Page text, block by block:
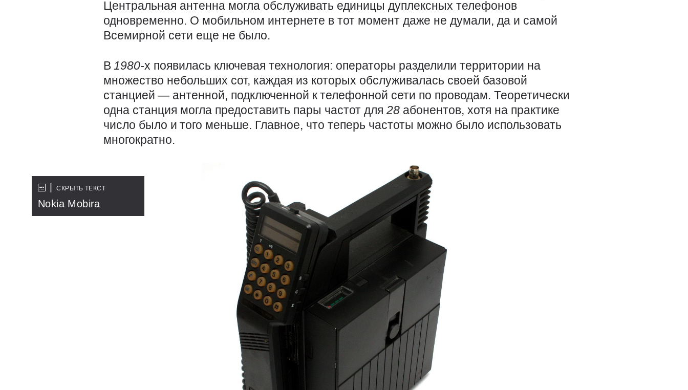
Центральная антенна могла обслуживать единицы дуплексных телефонов
одновременно. О мобильном интернете в тот момент даже не думали, да и самой
Всемирной сети еще не было.
В 1980-х появилась ключевая технология: операторы разделили территории на
множество небольших сот, каждая из которых обслуживалась своей базовой
станцией — ​антенной, подключенной к телефонной сети по проводам. Теоретически
одна станция могла предоставить пары частот для 28 абонентов, хотя на практике
число было и того меньше. Главное, что теперь частоты можно было использовать
многократно.
СКРЫТЬ ТЕКСТ
Nokia Mobira